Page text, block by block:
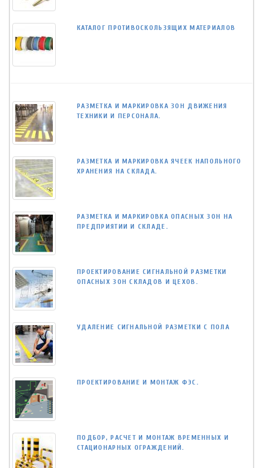
КАТАЛОГ ПРОТИВОСКОЛЬЗЯЩИХ МАТЕРИАЛОВ
РАЗМЕТКА И МАРКИРОВКА ЗОН ДВИЖЕНИЯ
ТЕХНИКИ И ПЕРСОНАЛА.
РАЗМЕТКА И МАРКИРОВКА ЯЧЕЕК НАПОЛЬНОГО
ХРАНЕНИЯ НА СКЛАДА.
РАЗМЕТКА И МАРКИРОВКА ОПАСНЫХ ЗОН НА
ПРЕДПРИЯТИИ И СКЛАДЕ.
ПРОЕКТИРОВАНИЕ СИГНАЛЬНОЙ РАЗМЕТКИ
ОПАСНЫХ ЗОН СКЛАДОВ И ЦЕХОВ.
УДАЛЕНИЕ СИГНАЛЬНОЙ РАЗМЕТКИ С ПОЛА
ПРОЕКТИРОВАНИЕ И МОНТАЖ ФЭС.
ПОДБОР, РАСЧЕТ И МОНТАЖ ВРЕМЕННЫХ И
СТАЦИОНАРНЫХ ОГРАЖДЕНИЙ.